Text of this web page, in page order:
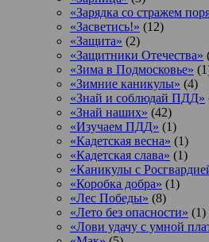
«Зарядка со стражем
«Засветись!» (12)
«Защита» (2)
«Защитники Отечества»
«Зима в Подмосковье»
«Зимние каникулы» (4)
«Знай и соблюдай ПДД»
«Знай наших» (42)
«Изучаем ПДД» (1)
«Кадетская весна» (1)
«Кадетская слава» (1)
«Каникулы с
«Коробка добра» (1)
«Лес Победы» (8)
«Лето без опасности» (1)
«Лови удачу с умной